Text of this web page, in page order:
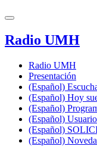
Radio UMH
Radio UMH
Presentación
(Español)
(Español) Hoy
(Español)
(Español)
(Español)
(Español)